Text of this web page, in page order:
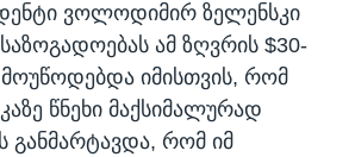
ვოლოდიმირ ზელენსკი
ამ ზღვრის $30-
მოუწოდებდა იმისთვის, რომ
წნეხი მაქსიმალურად
განმარტავდა, რომ იმ